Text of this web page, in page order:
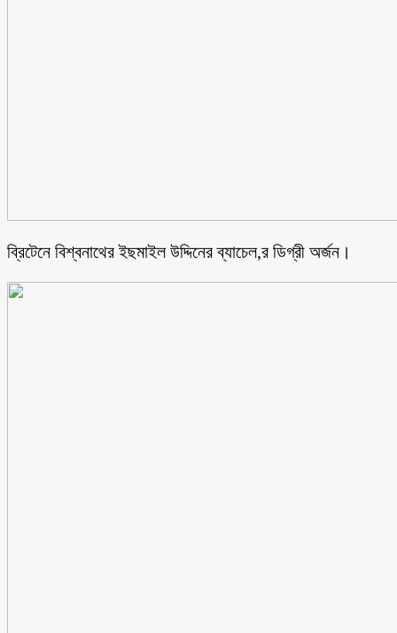
ব্রিটেনে বিশ্বনাথের ইছমাইল উদ্দিনের ব্যাচেল,র ডিগ্রী অর্জন।